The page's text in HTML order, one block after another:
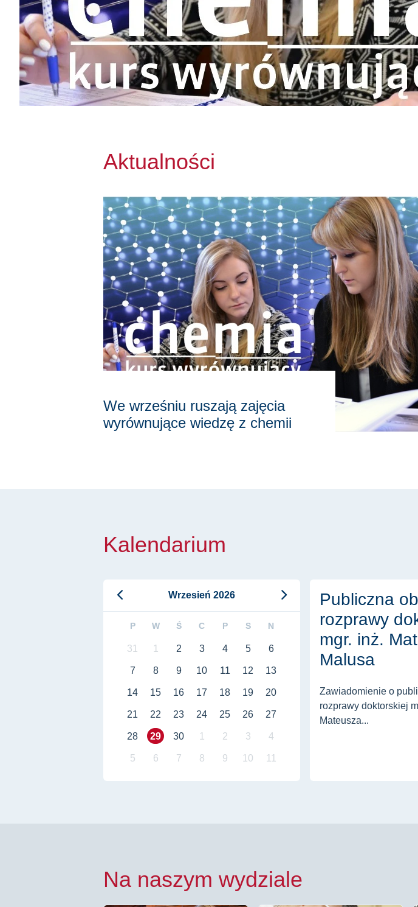
Aktualności
Przejdź do We wrześniu ruszają zajęcia wyrównujące wiedzę z chemii
We wrześniu ruszają zajęcia
wyrównujące wiedzę z chemii
Kalendarium
Wrzesień 2026
P W Ś C P S N
31 1 2 3 4 5 6
7 8 9 10 11 12 13
14 15 16 17 18 19 20
21 22 23 24 25 26 27
28 29 30 1 2 3 4
5 6 7 8 9 10 11
Publiczna obrona
Publiczna
rozprawy
mgr. inż.
Malusa
Zawiadomienie o
rozprawy doktorskiej
Mateusza...
Na naszym wydziale